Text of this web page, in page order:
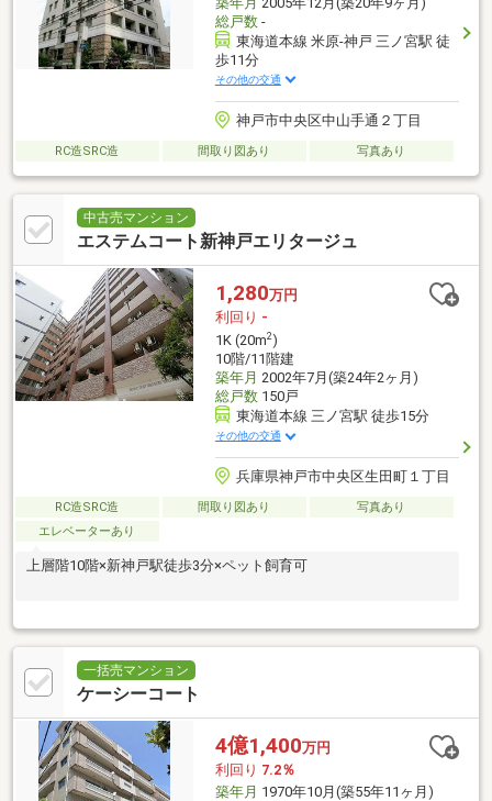
総戸数-
東海道本線 米原-神戸 三ノ宮駅 徒
歩11分
その他の交通
神戸市中央区中山手通２丁目
RC造SRC造 間取り図あり 写真あり
中古売マンション
エステムコート新神戸エリタージュ
1,280万円
利回り -
1K (20m2)
10階/11階建
築年月 2002年7月(築24年2ヶ月)
総戸数150戸
東海道本線 三ノ宮駅 徒歩15分
その他の交通
兵庫県神戸市中央区生田町１丁目
RC造SRC造 間取り図あり
写真あり
エレベーターあり
上層階10階×新神戸駅徒歩3分×ペット飼育可
一括売マンション
ケーシーコート
4億1,400万円
利回り 7.2％
築年月 1970年10月(築55年11ヶ月)